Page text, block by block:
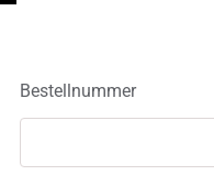
Bestellnummer